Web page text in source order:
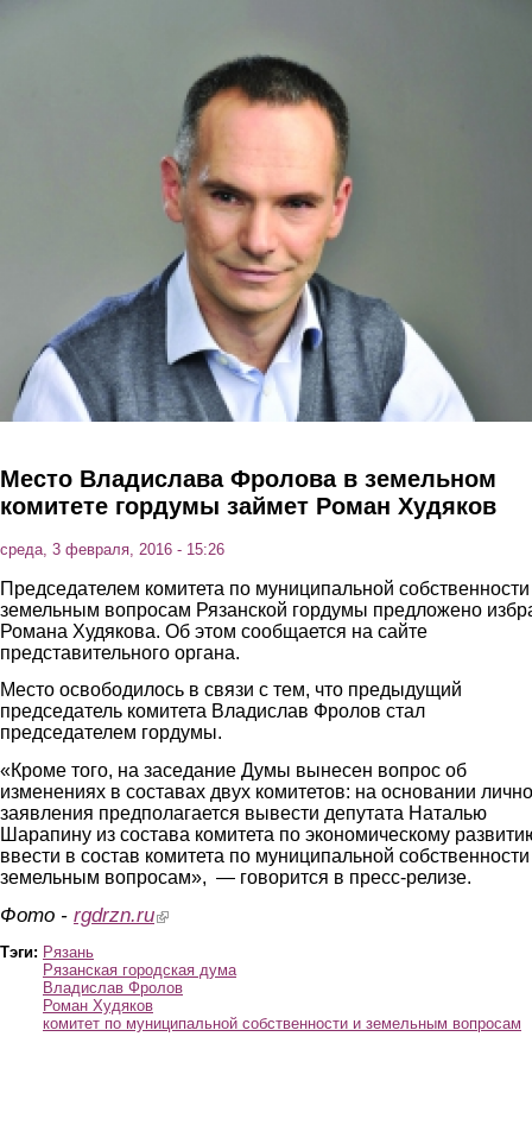
Место Владислава Фролова в земельном
комитете гордумы займет Роман Худяков
среда, 3 февраля, 2016 - 15:26
Председателем комитета по муниципальной
земельным вопросам Рязанской гордумы предложено
Романа Худякова. Об этом сообщается на сайте
представительного органа.
Место освободилось в связи с тем, что предыдущий
председатель комитета Владислав Фролов стал
председателем гордумы.
«Кроме того, на заседание Думы вынесен вопрос об
изменениях в составах двух комитетов: на основании
заявления предполагается вывести депутата Наталью
Шарапину из состава комитета по экономическому
ввести в состав комитета по муниципальной
земельным вопросам», — говорится в пресс-релизе.
Фото - rgdrzn.ru(link is external)
Тэги: Рязань
Рязанская городская дума
Владислав Фролов
Роман Худяков
комитет по муниципальной собственности и земельным вопросам